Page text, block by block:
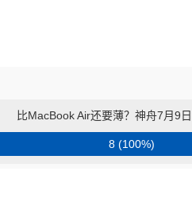
比MacBook Air还要薄？神舟7月9
8 (100%)